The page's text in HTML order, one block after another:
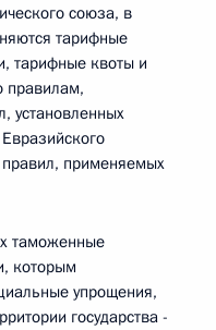
союза, в
тарифные
тарифные квоты и
правилам,
установленных
применяемых
таможенные
которым
упрощения,
государства -